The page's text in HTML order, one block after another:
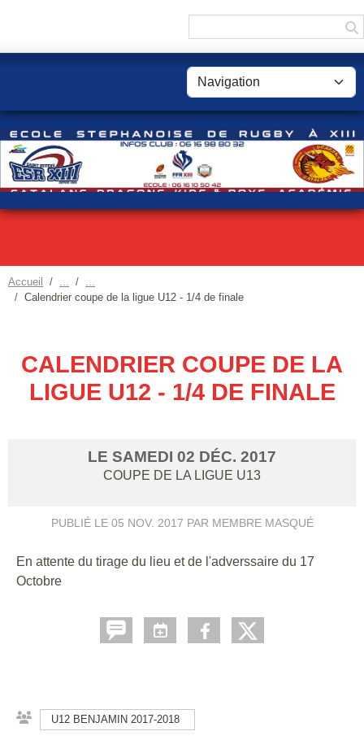
Accueil
Calendrier coupe de la ligue U12 - 1/4 de finale
CALENDRIER COUPE DE LA
LIGUE U12 - 1/4 DE FINALE
LE SAMEDI 02 DÉC. 2017
COUPE DE LA LIGUE U13
PUBLIÉ LE 05 NOV. 2017 PAR MEMBRE MASQUÉ
En attente du tirage du lieu et de l'adverssaire du 17
Octobre
U12 BENJAMIN 2017-2018